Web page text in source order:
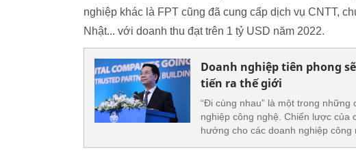
nghiệp khác là FPT cũng đã cung cấp dịch vụ CNTT,
Nhật... với doanh thu đạt trên 1 tỷ USD năm 2022.
Doanh nghiệp tiên phong
tiến ra thế giới
“Đi cùng nhau” là một trong
nghiệp công nghệ. Chiến lược của
hướng cho các doanh nghiệp